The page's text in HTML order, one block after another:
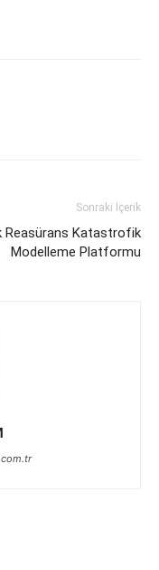
Sonraki İçerik
Reasürans Katastrofik
Modelleme Platformu